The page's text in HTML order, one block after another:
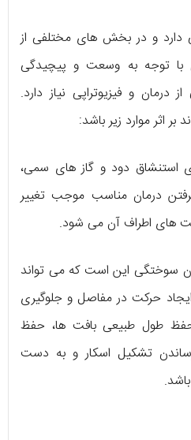
و در بخش های مختلفی از
با توجه به وسعت و پیچیدگی
درمان و فیزیوتراپی نیاز دارد.
اثر موارد زیر باشد:
دود و گاز های سمی،
درمان مناسب موجب تغییر
های اطراف آن می شود.
سوختگی این است که می تواند
حرکت در مفاصل و جلوگیری
طول طبیعی بافت ها، حفظ
تشکیل اسکار و به دست